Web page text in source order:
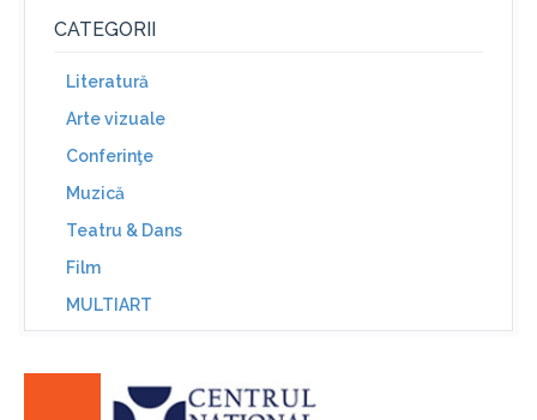
CATEGORII
Literatură
Arte vizuale
Conferinţe
Muzică
Teatru & Dans
Film
MULTIART